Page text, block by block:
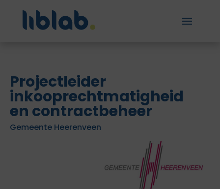
Projectleider
inkooprechtmatigheid
en contractbeheer
Gemeente Heerenveen